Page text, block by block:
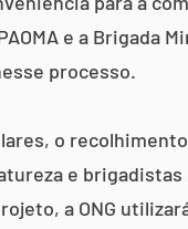
e a Brigada
processo.
o
e
a ONG